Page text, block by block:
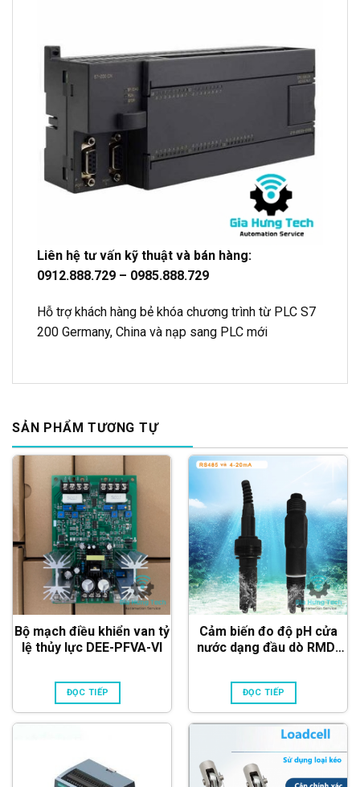
Liên hệ tư vấn kỹ thuật và bán hàng:
0912.888.729 – 0985.888.729
Hỗ trợ khách hàng bẻ khóa chương trình từ PLC S7
200 Germany, China và nạp sang PLC mới
SẢN PHẨM TƯƠNG TỰ
Bộ mạch điều khiển van tỷ
lệ thủy lực DEE-PFVA-VI
ĐỌC TIẾP
Cảm biến đo độ pH cửa
nước dạng đầu dò RMD-
20mA)
ĐỌC TIẾP